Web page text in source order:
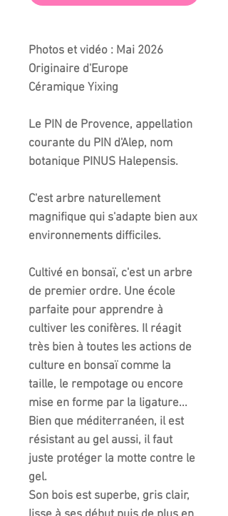
Photos et vidéo : Mai 2026
Originaire d'Europe
Céramique Yixing
Le PIN de Provence, appellation
courante du PIN d'Alep, nom
botanique PINUS Halepensis.
C'est arbre naturellement
magnifique qui s'adapte bien aux
environnements difficiles.
Cultivé en bonsaï, c'est un arbre
de premier ordre. Une école
parfaite pour apprendre à
cultiver les conifères. Il réagit
très bien à toutes les actions de
culture en bonsaï comme la
taille, le rempotage ou encore
mise en forme par la ligature...
Bien que méditerranéen, il est
résistant au gel aussi, il faut
juste protéger la motte contre le
gel.
Son bois est superbe, gris clair,